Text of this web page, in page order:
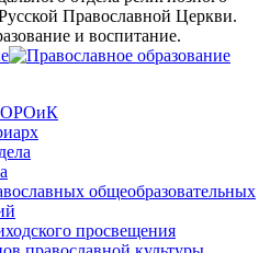
Православной Церкви.
и воспитание.
ОРОиК
общеобразовательных
просвещения